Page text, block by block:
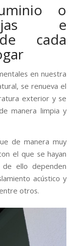
o
e
cada
en nuestra
se renueva el
exterior y se
manera limpia y
de manera muy
el que se hayan
ello dependen
acústico y
otros.